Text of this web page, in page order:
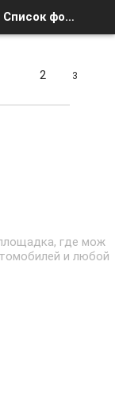
Emex (скидка 21%) - Страница 3 - Список форумов
2 3
где мож
и любой